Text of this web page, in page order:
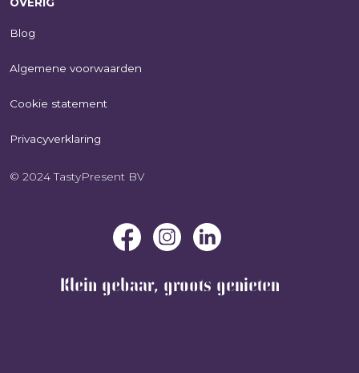
Blog
Algemene voorwaarden
Cookie statement
Privacyverklaring
© 2024 TastyPresent BV
Klein gebaar, groots genieten